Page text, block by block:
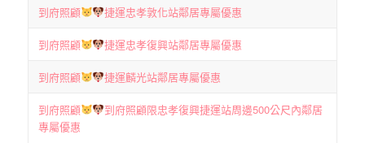
到府照顧 捷運忠孝敦化站鄰居專屬優惠
到府照顧 捷運忠孝復興站鄰居專屬優惠
到府照顧 捷運麟光站鄰居專屬優惠
到府照顧
到府照顧限忠孝復興捷運站周邊500公尺內鄰居
專屬優惠